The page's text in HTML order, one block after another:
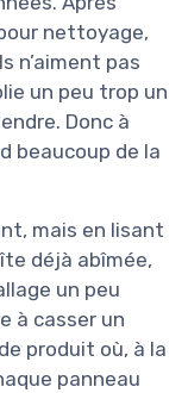
nettoyage,
n’aiment pas
un peu trop un
Donc à
beaucoup de la
mais en lisant
déjà abîmée,
un peu
à casser un
produit où, à la
panneau